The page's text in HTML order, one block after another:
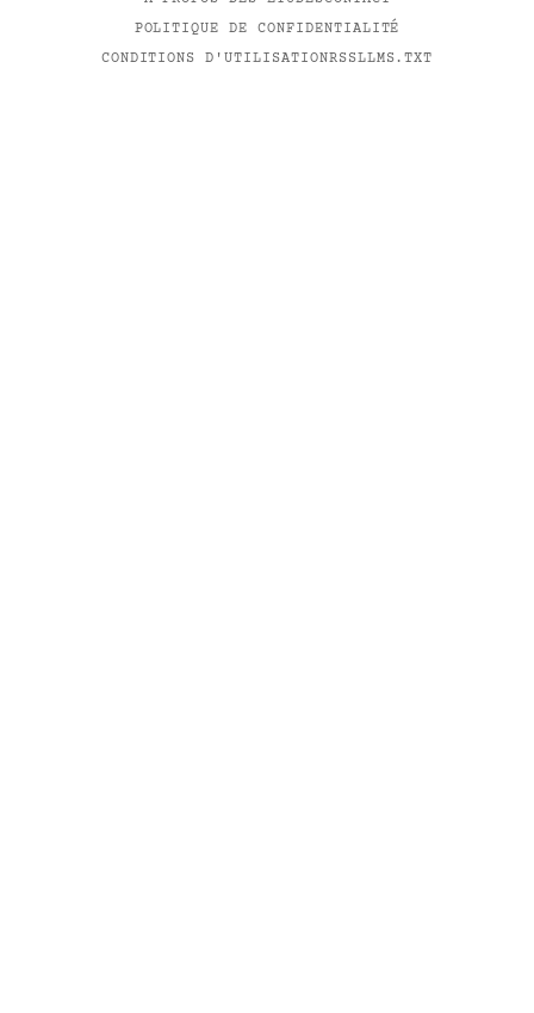
POLITIQUE DE CONFIDENTIALITÉ
CONDITIONS D'UTILISATIONRSSLLMS.TXT